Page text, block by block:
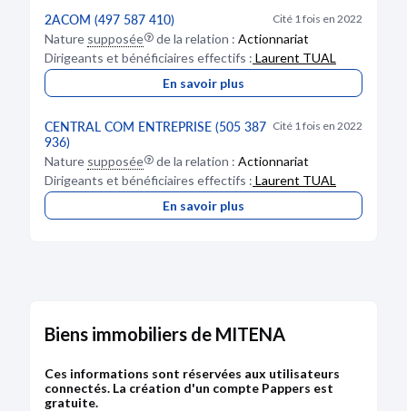
2ACOM (497 587 410) Cité 1 fois en 2022
Nature supposée de la relation : Actionnariat
Dirigeants et bénéficiaires effectifs : Laurent TUAL
En savoir plus
CENTRAL COM ENTREPRISE (505 387
936)
Cité 1 fois en 2022
Nature supposée de la relation : Actionnariat
Dirigeants et bénéficiaires effectifs : Laurent TUAL
En savoir plus
Biens immobiliers de MITENA
Ces informations sont réservées aux utilisateurs
connectés. La création d'un compte Pappers est
gratuite.